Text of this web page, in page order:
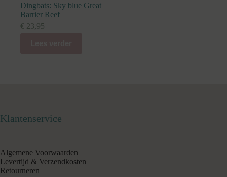
Dingbats: Sky blue Great
Barrier Reef
€ 23,95
Klantenservice
Algemene Voorwaarden
Levertijd & Verzendkosten
Retourneren